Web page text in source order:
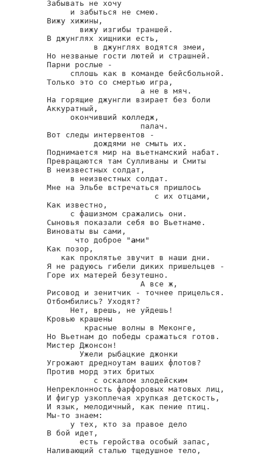
Забывать не хочу
     и забыться не смею.
Вижу хижины,
       вижу изгибы траншей.
В джунглях хищники есть,
          в джунглях водятся змеи,
Но незваные гости лютей и страшней.
Парни рослые -
     сплошь как в команде бейсбольной.
Только это со смертью игра,
                    а не в мяч.
На горящие джунгли взирает без боли
Аккуратный,
     окончивший к
олледж,
                    палач.
Вот следы интервентов -
          дождями не смыть их.
Поднимается мир на вьетнамский набат.
Превращаются там Сулливаны и Смиты
В неизвестных солдат,
     в неизвестных солдат.
Мне на Эльбе встречаться пришлось
                       с их отцами,
Как известно,
     с фашизмом сражались они.
Сыновья показали себя во Вьетнаме.
Виноваты вы сами,
      что доброе "
ами"
Как позор,
   как проклятье звучит в наши дни.
Я не радуюсь гибели диких пришельцев -
Горе их матерей безутешно.
                    А все ж,
Рисовод и зенитчик - точнее прицелься.
Отбомбились? Уходят?
     Нет, врешь, не уйдешь!
Кровью крашены
        красные волны в Меконге,
Но Вьетнам до победы сражаться готов.
Мистер Джонсон!
       Ужели рыбацкие джонки
Угрожают дредноутам ваших флотов?
Против морд этих бритых
          с оскалом злодейским
Непреклонность фарфоровых матовых лиц,
И фигур узкоплечая хрупкая детскость,
И язык, мелодичный, как пение птиц.
Мы-то знаем:
     у тех, кто за правое дело
В бой идет,
       есть геройства особый запас,
Наливающий сталью тщедушное тело,